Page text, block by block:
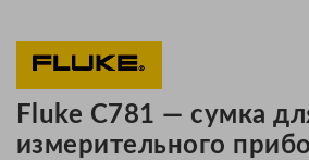
Fluke C781 — сумка
измерительного